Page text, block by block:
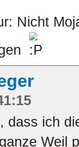
Nicht
dass ich
Weil